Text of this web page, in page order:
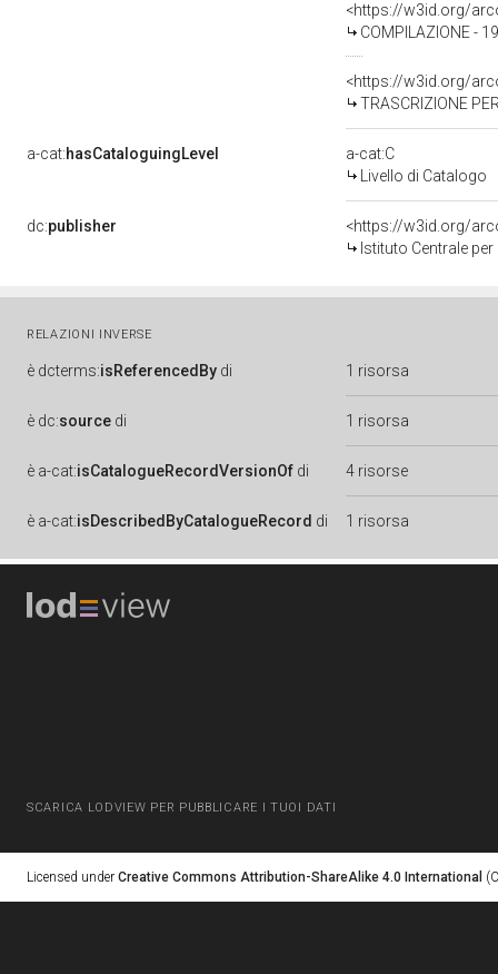
<https://w3id.org/
COMPILAZIONE -
<https://w3id.org/
TRASCRIZIONE
a-cat:hasCataloguingLevel
a-cat:C
Livello di Catalogo
dc:publisher
<https://w3id.org/
Istituto Centrale
RELAZIONI INVERSE
è dcterms:isReferencedBy di 1 risorsa
è dc:source di 1 risorsa
è a-cat:isCatalogueRecordVersionOf di 4 risorse
è a-cat:isDescribedByCatalogueRecord di 1 risorsa
SCARICA LODVIEW PER PUBBLICARE I TUOI DATI
Licensed under Creative Commons Attribution-ShareAlike 4.0 International